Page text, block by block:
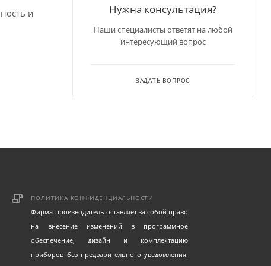
и
Нужна консультация?
Наши специалисты ответят на любой
интересующий вопрос
ЗАДАТЬ ВОПРОС
ПОЛИТИКА КОНФИДЕНЦИАЛЬНОСТИ
Фирма-производитель оставляет за собой право
на внесение изменений в программное
обеспечение, дизайн и комплектацию
приборов без предварительного уведомления.